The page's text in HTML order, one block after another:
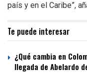
país y en el Caribe”,
Te puede interesar
¿Qué cambia en
llegada de Abelardo